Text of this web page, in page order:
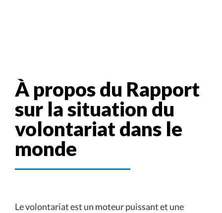
À propos du Rapport
sur la situation du
volontariat dans le
monde
Le volontariat est un moteur puissant et une